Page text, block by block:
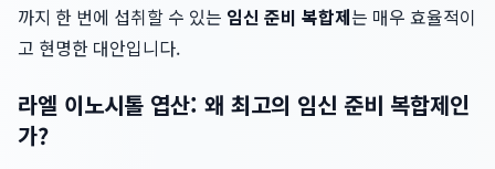
까지 한 번에 섭취할 수 있는 임신 준비 복합제는 매우 효율적이
고 현명한 대안입니다.
라엘 이노시톨 엽산: 왜 최고의 임신 준비 복합제인
가?